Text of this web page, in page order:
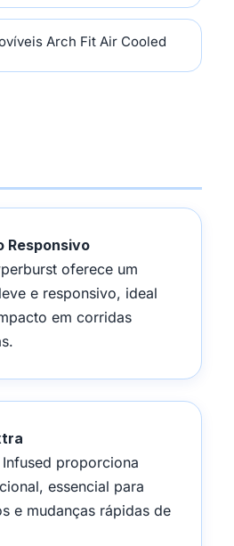
Arch Fit Air Cooled
Responsivo
oferece um
e responsivo, ideal
em corridas
proporciona
essencial para
e mudanças rápidas de